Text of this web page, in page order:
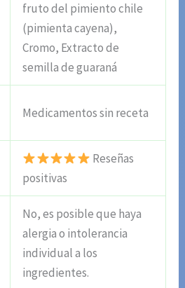
fruto del pimiento chile
(pimienta cayena),
Cromo, Extracto de
semilla de guaraná
Medicamentos sin receta
Reseñas
positivas
No, es posible que haya
alergia o intolerancia
individual a los
ingredientes.